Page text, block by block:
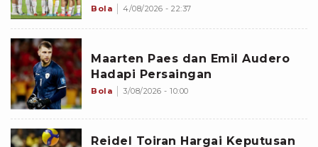
Bola 4/08/2026 - 22:37
Maarten Paes dan Emil Audero
Hadapi Persaingan
Bola 3/08/2026 - 10:00
Reidel Toiran Hargai Keputusan